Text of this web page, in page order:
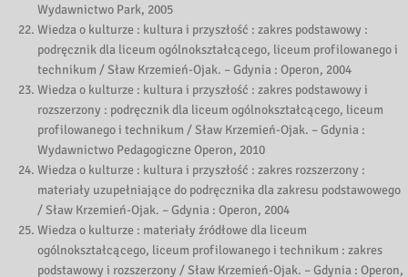
Wydawnictwo Park, 2005
Wiedza o kulturze : kultura i przyszłość : zakres podstawowy :
podręcznik dla liceum ogólnokształcącego, liceum profilowanego i
technikum / Sław Krzemień-Ojak. – Gdynia : Operon, 2004
Wiedza o kulturze : kultura i przyszłość : zakres podstawowy i
rozszerzony : podręcznik dla liceum ogólnokształcącego, liceum
profilowanego i technikum / Sław Krzemień-Ojak. – Gdynia :
Wydawnictwo Pedagogiczne Operon, 2010
Wiedza o kulturze : kultura i przyszłość : zakres rozszerzony :
materiały uzupełniające do podręcznika dla zakresu podstawowego
/ Sław Krzemień-Ojak. – Gdynia : Operon, 2004
Wiedza o kulturze : materiały źródłowe dla liceum
ogólnokształcącego, liceum profilowanego i technikum : zakres
podstawowy i rozszerzony / Sław Krzemień-Ojak. – Gdynia : Operon,